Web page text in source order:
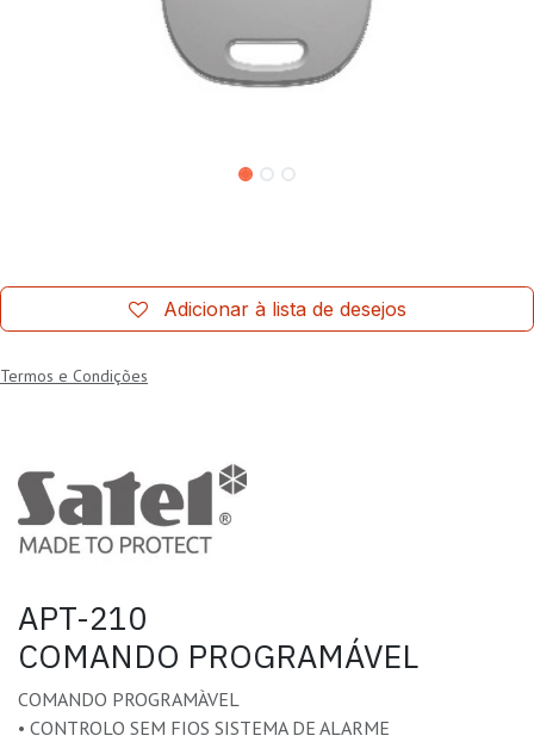
Adicionar à lista de desejos
Termos e Condições
APT-210
COMANDO PROGRAMÁVEL
COMANDO PROGRAMÀVEL
• CONTROLO SEM FIOS SISTEMA DE ALARME